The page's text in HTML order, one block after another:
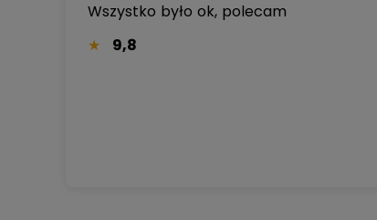
Wszystko było ok, polecam
9,8